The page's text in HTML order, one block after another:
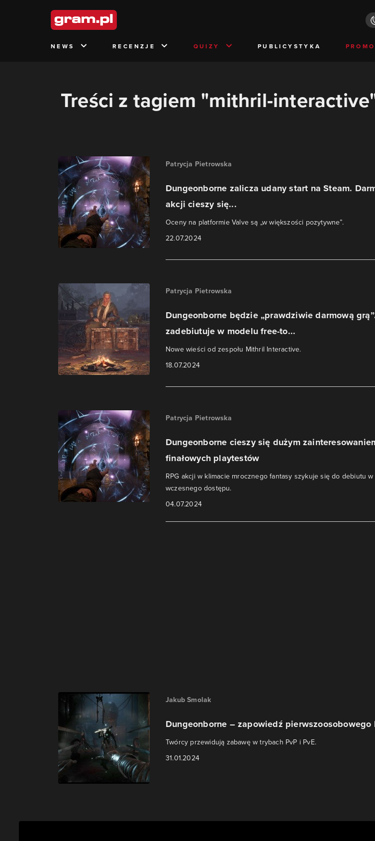
NEWS RECENZJE QUIZY PUBLICYSTYKA
Treści z tagiem "mithril-
Patrycja Pietrowska
Dungeonborne zalicza udany start na Steam.
akcji cieszy się...
Oceny na platformie Valve są „w większości pozytywne”.
22.07.2024
Patrycja Pietrowska
Dungeonborne będzie „prawdziwie darmową
zadebiutuje w modelu free-to...
Nowe wieści od zespołu Mithril Interactive.
18.07.2024
Patrycja Pietrowska
Dungeonborne cieszy się dużym
finałowych playtestów
RPG akcji w klimacie mrocznego fantasy szykuje się do debiutu w
wczesnego dostępu.
04.07.2024
Jakub Smolak
Dungeonborne – zapowiedź pierwszoosobowego
Twórcy przewidują zabawę w trybach PvP i PvE.
31.01.2024